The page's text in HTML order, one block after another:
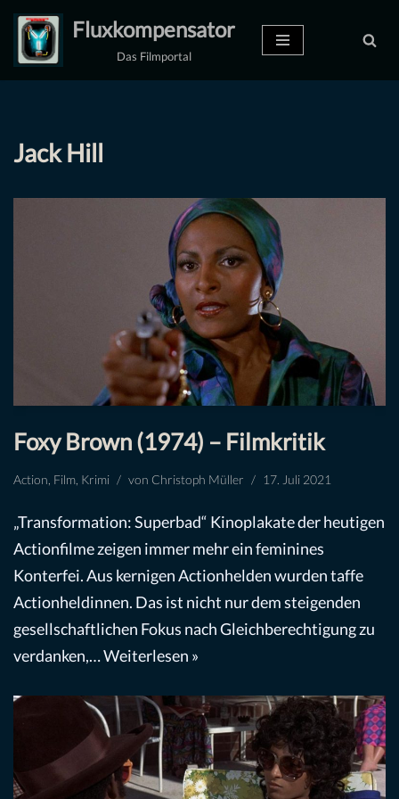
Zum
Inhalt
Fluxkompensator
Das Filmportal
Jack Hill
Foxy Brown (1974) – Filmkritik
Action Film Krimi von Christoph Müller 17. Juli 2021
„Transformation: Superbad“ Kinoplakate der heutigen
Actionfilme zeigen immer mehr ein feminines
Konterfei. Aus kernigen Actionhelden wurden taffe
Actionheldinnen. Das ist nicht nur dem steigenden
gesellschaftlichen Fokus nach Gleichberechtigung zu
verdanken,…Weiterlesen »